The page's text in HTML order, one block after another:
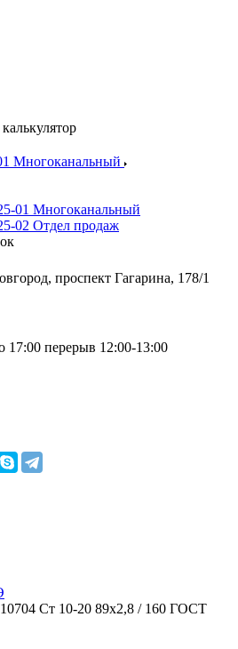
Многоканальный
01 Многоканальный
02 Отдел продаж
проспект Гагарина, 178/1
17:00 перерыв 12:00-13:00
Ст 10-20 89x2,8 / 160 ГОСТ